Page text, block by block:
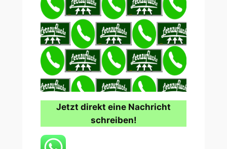
Jetzt direkt eine Nachricht
schreiben!